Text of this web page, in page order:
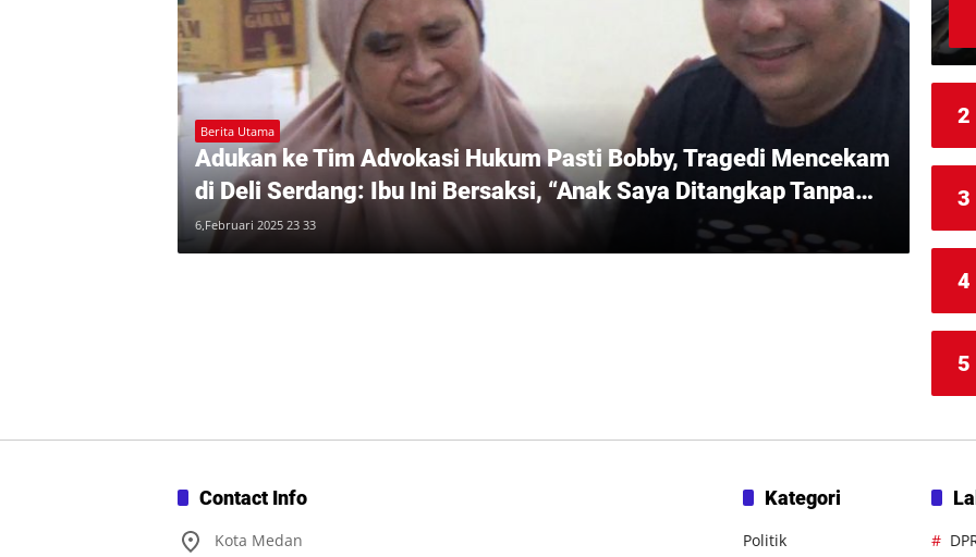
Berita Utama
Adukan ke Tim Advokasi Hukum Pasti Bobby, Tragedi Mencekam
di Deli Serdang: Ibu Ini Bersaksi, “Anak Saya Ditangkap Tanpa
Bukti dan Bukan Bandar Narkoba!”
6,Februari 2025 23 33
2
3
4
5
Contact Info
Kota Medan
Kategori
Politik